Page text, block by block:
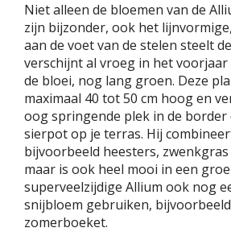
Niet alleen de bloemen van de
zijn bijzonder, ook het
aan de voet van de stelen steelt
verschijnt al vroeg in het
de bloei, nog lang groen. Deze
maximaal 40 tot 50 cm hoog en
oog springende plek in de border
sierpot op je terras. Hij
bijvoorbeeld heesters, zwenkgras
maar is ook heel mooi in een
superveelzijdige Allium ook nog
snijbloem gebruiken,
zomerboeket.